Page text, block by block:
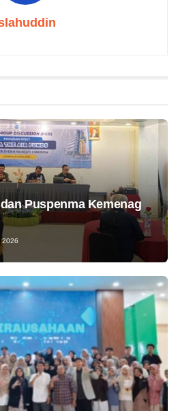
Puspenma Kemenag
2026